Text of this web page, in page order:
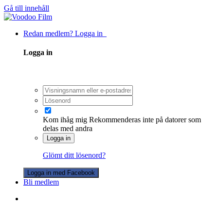
Gå till innehåll
Redan medlem? Logga in
Logga in
Kom ihåg mig Rekommenderas inte på datorer som
delas med andra
Logga in
Glömt ditt lösenord?
Logga in med Facebook
Bli medlem